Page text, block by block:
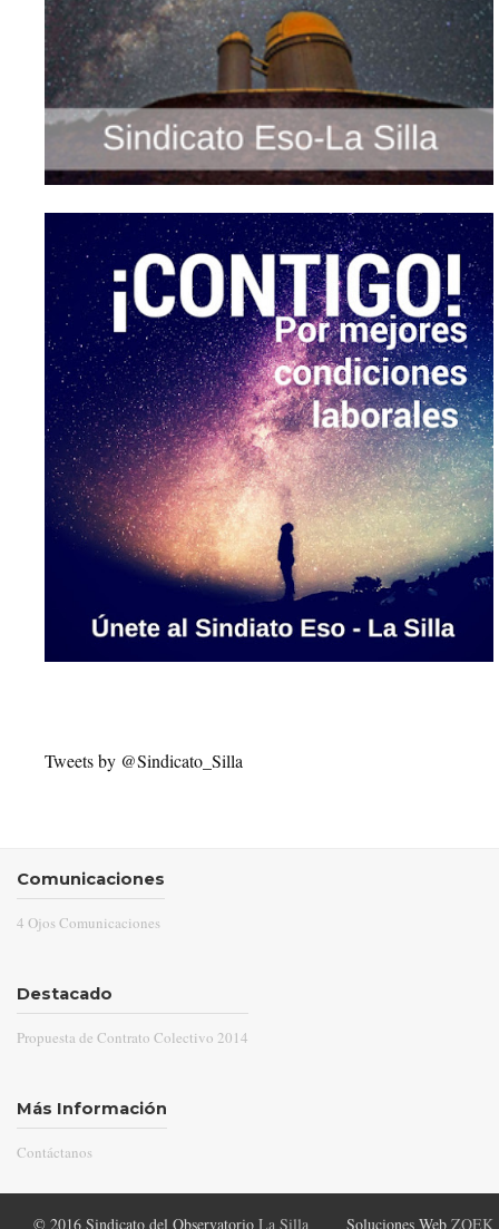
Tweets by @Sindicato_Silla
Comunicaciones
4 Ojos Comunicaciones
Destacado
Propuesta de Contrato Colectivo 2014
Más Información
Contáctanos
© 2016 Sindicato del Observatorio La Silla Soluciones Web ZOEK